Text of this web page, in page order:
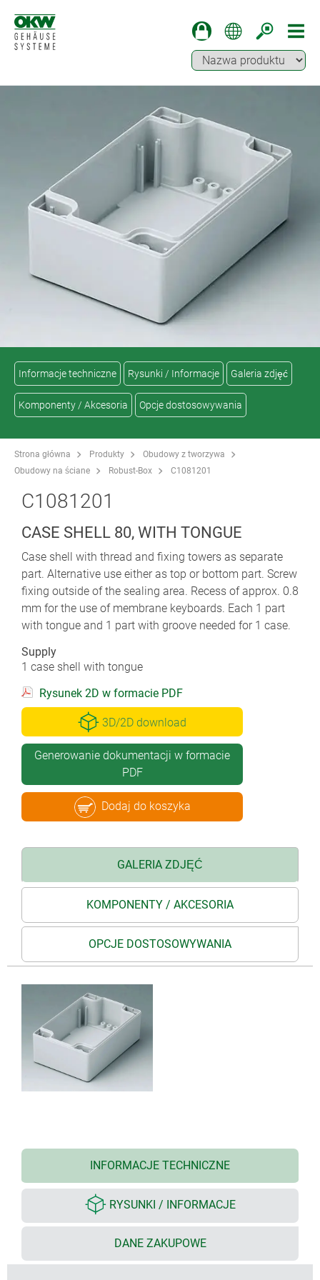
Informacje techniczne Rysunki / Informacje Galeria zdjęć
Komponenty / Akcesoria Opcje dostosowywania
Strona główna Produkty
Obudowy z tworzywa
Obudowy na ściane
Robust-Box C1081201
C1081201
CASE SHELL 80, WITH TONGUE
Case shell with thread and fixing towers as separate
part. Alternative use either as top or bottom part. Screw
fixing outside of the sealing area. Recess of approx. 0.8
mm for the use of membrane keyboards. Each 1 part
with tongue and 1 part with groove needed for 1 case.
Supply
1 case shell with tongue
Rysunek 2D w formacie PDF
3D/2D download
Generowanie dokumentacji w formacie
PDF
Dodaj do koszyka
GALERIA ZDJĘĆ
KOMPONENTY / AKCESORIA
OPCJE DOSTOSOWYWANIA
INFORMACJE TECHNICZNE
RYSUNKI / INFORMACJE
DANE ZAKUPOWE